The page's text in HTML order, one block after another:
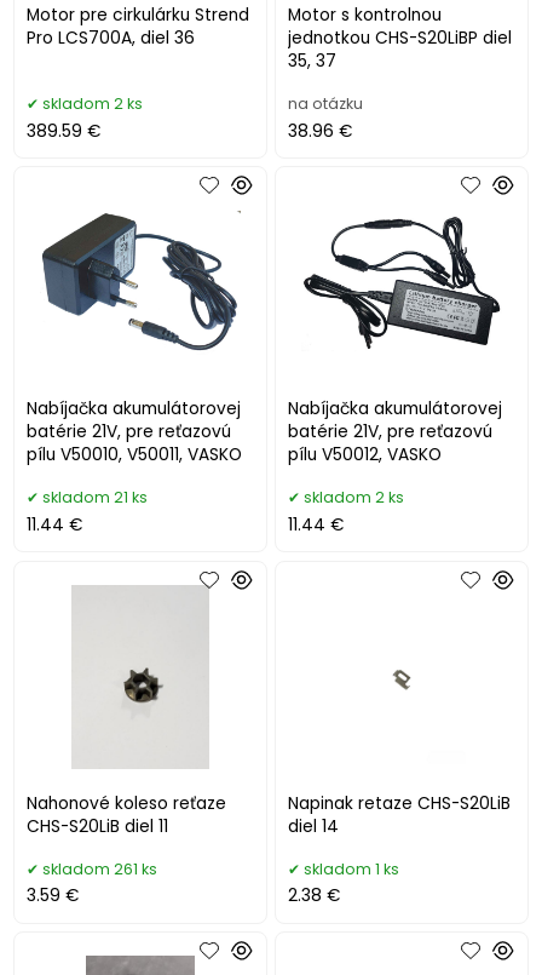
Motor pre cirkulárku Strend
Pro LCS700A, diel 36
skladom 2 ks
389.59 €
Motor s kontrolnou
jednotkou CHS-S20LiBP diel
35, 37
na otázku
38.96 €
Nabíjačka akumulátorovej
batérie 21V, pre reťazovú
pílu V50010, V50011, VASKO
skladom 21 ks
11.44 €
Nabíjačka akumulátorovej
batérie 21V, pre reťazovú
pílu V50012, VASKO
skladom 2 ks
11.44 €
Nahonové koleso reťaze
CHS-S20LiB diel 11
skladom 261 ks
3.59 €
Napinak retaze CHS-S20LiB
diel 14
skladom 1 ks
2.38 €